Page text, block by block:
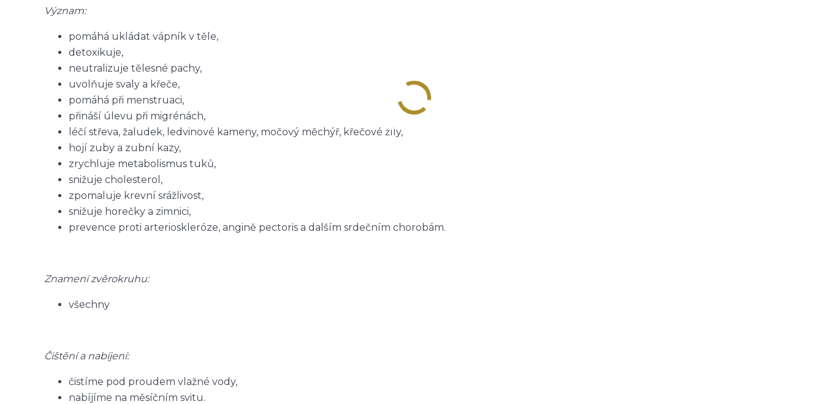
Význam:
pomáhá ukládat vápník v těle,
detoxikuje,
neutralizuje tělesné pachy,
uvolňuje svaly a křeče,
pomáhá při menstruaci,
přináší úlevu při migrénách,
léčí střeva, žaludek, ledvinové kameny, močový měchýř, křečové žíly,
hojí zuby a zubní kazy,
zrychluje metabolismus tuků,
snižuje cholesterol,
zpomaluje krevní srážlivost,
snižuje horečky a zimnici,
prevence proti arterioskleróze, angině pectoris a dalším srdečním chorobám.
Znamení zvěrokruhu:
všechny
Čištění a nabíjení:
čistíme pod proudem vlažné vody,
nabíjíme na měsíčním svitu.